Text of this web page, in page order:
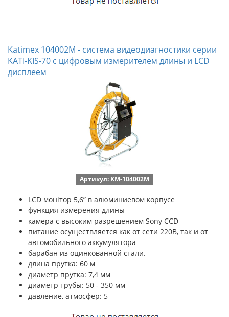
Katimex 104002M - система видеодиагностики серии
KATI-KIS-70 с цифровым измерителем длины и LCD
дисплеем
Артикул: KM-104002M
LCD монітор 5,6” в алюминиевом корпусе
функция измерения длины
камера с высоким разрешением Sony CCD
питание осуществляется как от сети 220В, так и от
автомобильного аккумулятора
барабан из оцинкованной стали.
длина прутка: 60 м
диаметр прутка: 7,4 мм
диаметр трубы: 50 - 350 мм
давление, атмосфер: 5